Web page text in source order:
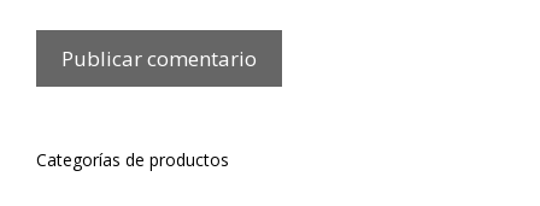
Categorías de productos